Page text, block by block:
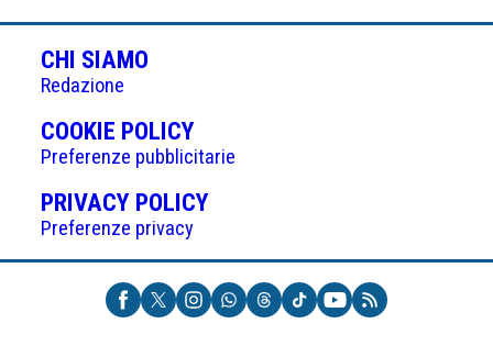
CHI SIAMO
Redazione
COOKIE POLICY(APRE
IN
UNA
NUOVA
Preferenze pubblicitarie
PRIVACY POLICY(APRE
UNA
NUOVA
SCHEDA)
Preferenze privacy